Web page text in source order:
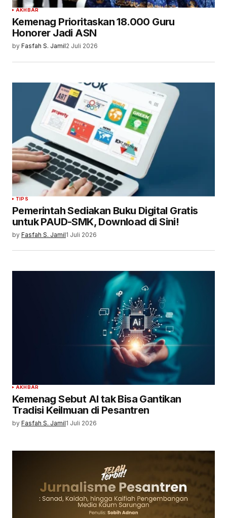
AKHBAR
Kemenag Prioritaskan 18.000 Guru
Honorer Jadi ASN
by Fasfah S. Jamil2 Juli 2026
TIPS
Pemerintah Sediakan Buku Digital Gratis
untuk PAUD-SMK, Download di Sini!
by Fasfah S. Jamil1 Juli 2026
AKHBAR
Kemenag Sebut AI tak Bisa Gantikan
Tradisi Keilmuan di Pesantren
by Fasfah S. Jamil1 Juli 2026